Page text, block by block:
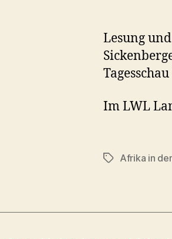
Lesung
Im LWL
Schlagwörter
Afrika in